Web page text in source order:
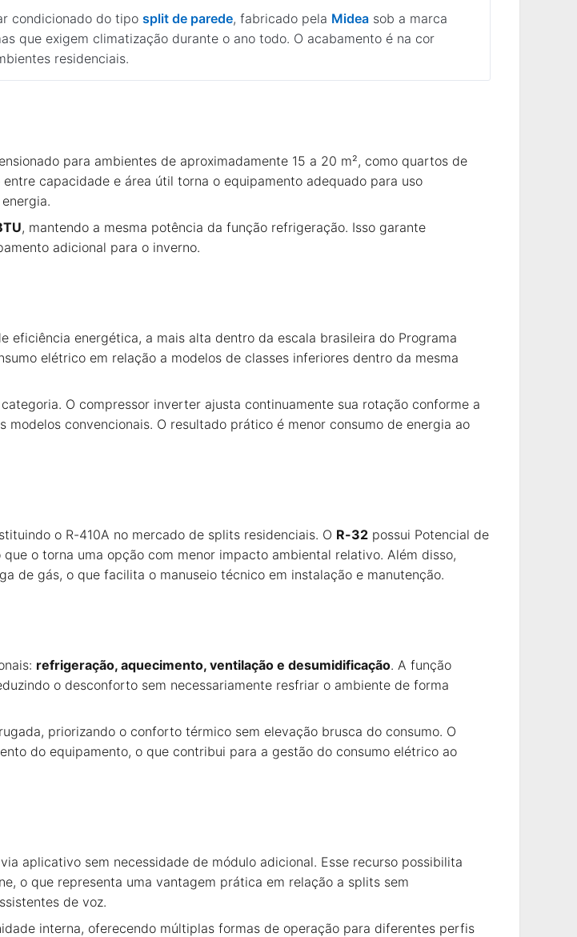
condicionado do tipo split de parede, fabricado pela Midea sob a marca
que exigem climatização durante o ano todo. O acabamento é na cor
residenciais.
para ambientes de aproximadamente 15 a 20 m², como quartos de
capacidade e área útil torna o equipamento adequado para uso
, mantendo a mesma potência da função refrigeração. Isso garante
adicional para o inverno.
eficiência energética, a mais alta dentro da escala brasileira do Programa
elétrico em relação a modelos de classes inferiores dentro da mesma
O compressor inverter ajusta continuamente sua rotação conforme a
convencionais. O resultado prático é menor consumo de energia ao
o R-410A no mercado de splits residenciais. O R-32 possui Potencial de
o torna uma opção com menor impacto ambiental relativo. Além disso,
de gás, o que facilita o manuseio técnico em instalação e manutenção.
refrigeração, aquecimento, ventilação e desumidificação. A função
o desconforto sem necessariamente resfriar o ambiente de forma
priorizando o conforto térmico sem elevação brusca do consumo. O
do equipamento, o que contribui para a gestão do consumo elétrico ao
aplicativo sem necessidade de módulo adicional. Esse recurso possibilita
o que representa uma vantagem prática em relação a splits sem
de voz.
interna, oferecendo múltiplas formas de operação para diferentes perfis